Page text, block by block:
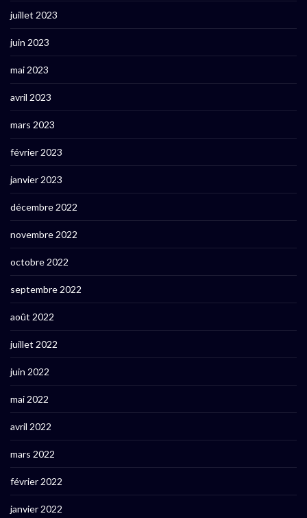
juillet 2023
juin 2023
mai 2023
avril 2023
mars 2023
février 2023
janvier 2023
décembre 2022
novembre 2022
octobre 2022
septembre 2022
août 2022
juillet 2022
juin 2022
mai 2022
avril 2022
mars 2022
février 2022
janvier 2022